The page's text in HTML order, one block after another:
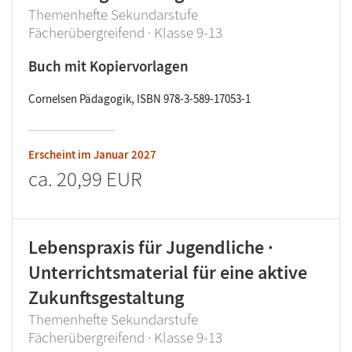
Themenhefte Sekundarstufe
Fächerübergreifend · Klasse 9-13
Buch mit Kopiervorlagen
Cornelsen Pädagogik, ISBN 978-3-589-17053-1
Erscheint im Januar 2027
ca. 20,99 EUR
Lebenspraxis für Jugendliche ·
Unterrichtsmaterial für eine aktive
Zukunftsgestaltung
Themenhefte Sekundarstufe
Fächerübergreifend · Klasse 9-13